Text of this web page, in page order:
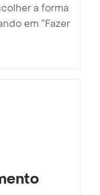
a forma
em ”Fazer